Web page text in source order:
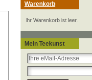
Warenkorb
Ihr Warenkorb ist leer.
Mein Teekunst